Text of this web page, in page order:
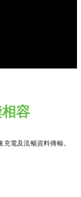
容
電及流暢資料傳輸。